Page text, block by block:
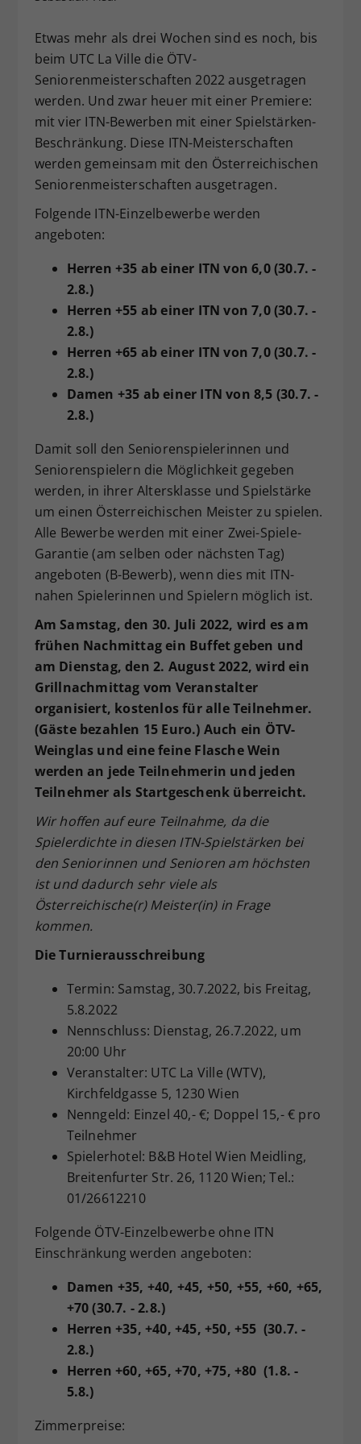
Etwas mehr als drei Wochen sind es noch, bis
beim UTC La Ville die ÖTV-
Seniorenmeisterschaften 2022 ausgetragen
werden. Und zwar heuer mit einer Premiere:
mit vier ITN-Bewerben mit einer Spielstärken-
Beschränkung. Diese ITN-Meisterschaften
werden gemeinsam mit den Österreichischen
Seniorenmeisterschaften ausgetragen.
Folgende ITN-Einzelbewerbe werden
angeboten:
Herren +35 ab einer ITN von 6,0 (30.7. -
2.8.)
Herren +55 ab einer ITN von 7,0 (30.7. -
2.8.)
Herren +65 ab einer ITN von 7,0 (30.7. -
2.8.)
Damen +35 ab einer ITN von 8,5 (30.7. -
2.8.)
Damit soll den Seniorenspielerinnen und
Seniorenspielern die Möglichkeit gegeben
werden, in ihrer Altersklasse und Spielstärke
um einen Österreichischen Meister zu spielen.
Alle Bewerbe werden mit einer Zwei-Spiele-
Garantie (am selben oder nächsten Tag)
angeboten (B-Bewerb), wenn dies mit ITN-
nahen Spielerinnen und Spielern möglich ist.
Am Samstag, den 30. Juli 2022, wird es am
frühen Nachmittag ein Buffet geben und
am Dienstag, den 2. August 2022, wird ein
Grillnachmittag vom Veranstalter
organisiert, kostenlos für alle Teilnehmer.
(Gäste bezahlen 15 Euro.) Auch ein ÖTV-
Weinglas und eine feine Flasche Wein
werden an jede Teilnehmerin und jeden
Teilnehmer als Startgeschenk überreicht.
Wir hoffen auf eure Teilnahme, da die
Spielerdichte in diesen ITN-Spielstärken bei
den Seniorinnen und Senioren am höchsten
ist und dadurch sehr viele als
Österreichische(r) Meister(in) in Frage
kommen.
Die Turnierausschreibung
Termin: Samstag, 30.7.2022, bis Freitag,
5.8.2022
Nennschluss: Dienstag, 26.7.2022, um
20:00 Uhr
Veranstalter: UTC La Ville (WTV),
Kirchfeldgasse 5, 1230 Wien
Nenngeld: Einzel 40,- €; Doppel 15,- € pro
Teilnehmer
Spielerhotel: B&B Hotel Wien Meidling,
Breitenfurter Str. 26, 1120 Wien; Tel.:
01/26612210
Folgende ÖTV-Einzelbewerbe ohne ITN
Einschränkung werden angeboten:
Damen +35, +40, +45, +50, +55, +60, +65,
+70 (30.7. - 2.8.)
Herren +35, +40, +45, +50, +55 (30.7. -
2.8.)
Herren +60, +65, +70, +75, +80 (1.8. -
5.8.)
Zimmerpreise:
Zweck
Einstellungen. Unter anderem eine
zufällig generierte ID, für die
historische Speicherung Ihrer
vorgenommen Einstellungen, falls der
Webseiten-Betreiber dies eingestellt
hat.